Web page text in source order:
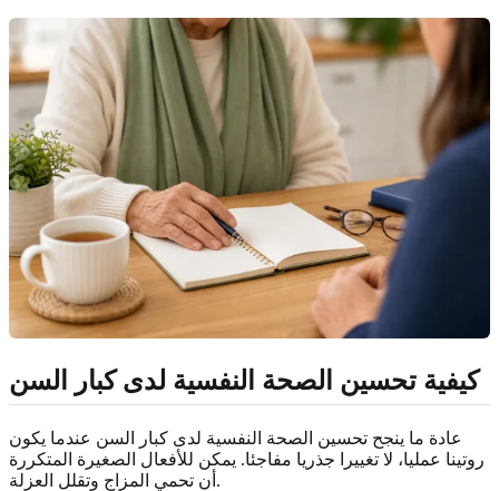
كيفية تحسين الصحة النفسية لدى كبار السن
عادة ما ينجح تحسين الصحة النفسية لدى كبار السن عندما يكون
روتينا عمليا، لا تغييرا جذريا مفاجئا. يمكن للأفعال الصغيرة المتكررة
أن تحمي المزاج وتقلل العزلة.